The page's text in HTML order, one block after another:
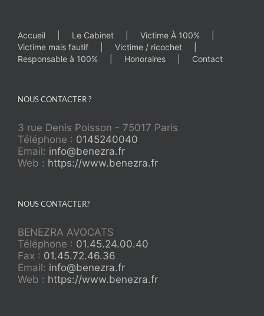
Accueil Le Cabinet
Victime À 100%
Victime mais fautif
Victime / ricochet
Responsable à 100%
Honoraires Contact
NOUS CONTACTER ?
3 rue Denis Poisson - 75017 Paris
Téléphone : 0145240040
Email: info@benezra.fr
Web : https://www.benezra.fr
NOUS CONTACTER?
BENEZRA AVOCATS
Téléphone : 01.45.24.00.40
Fax : 01.45.72.46.36
Email: info@benezra.fr
Web : https://www.benezra.fr